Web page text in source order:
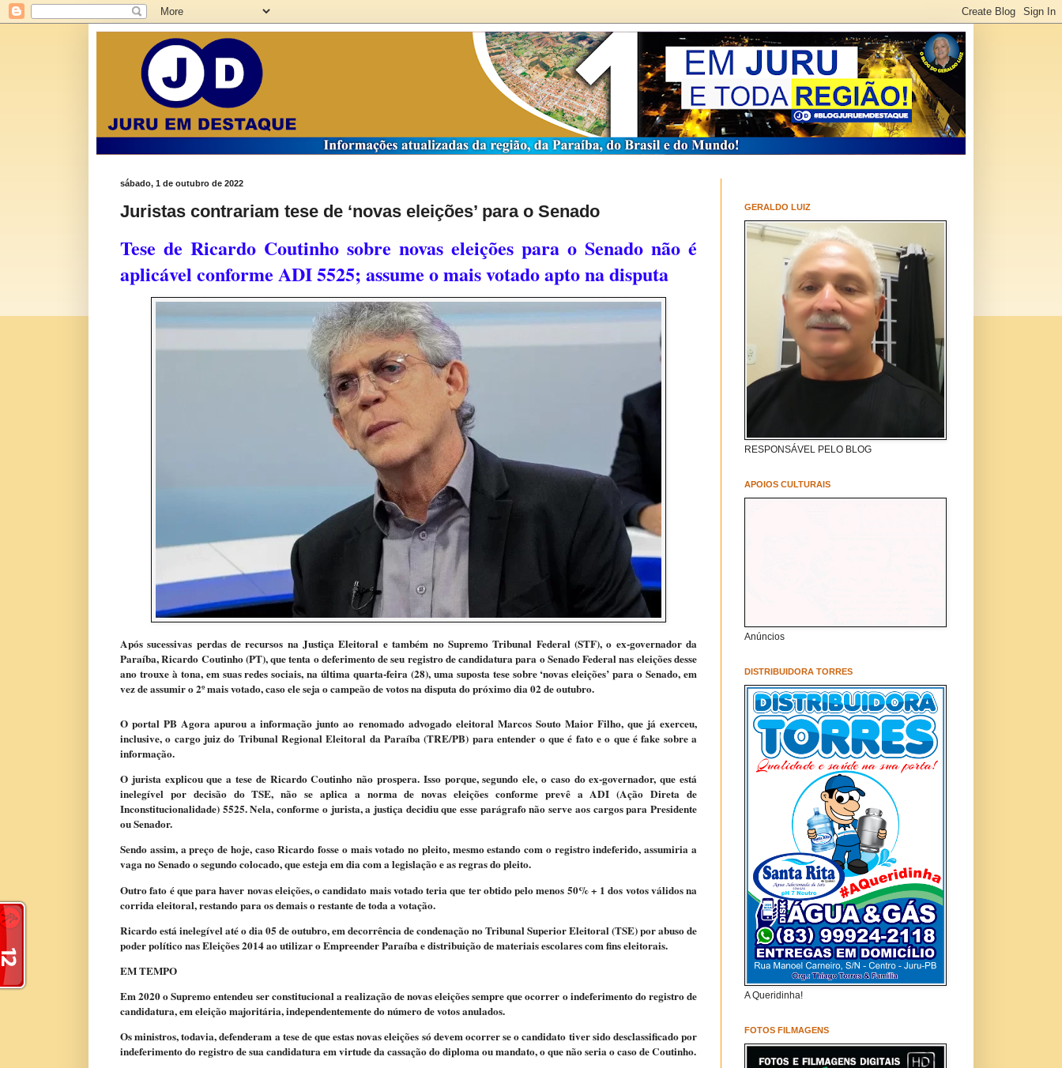
sábado, 1 de outubro de 2022
Juristas contrariam tese de ‘novas eleições’ para o Senado
Tese de Ricardo Coutinho sobre novas eleições para o Senado não é
aplicável conforme ADI 5525; assume o mais votado apto na disputa
Após sucessivas perdas de recursos na Justiça Eleitoral e também no Supremo Tribunal Federal (STF), o ex-governador da
Paraíba, Ricardo Coutinho (PT), que tenta o deferimento de seu registro de candidatura para o Senado Federal nas eleições desse
ano trouxe à tona, em suas redes sociais, na última quarta-feira (28), uma suposta tese sobre ‘novas eleições’ para o Senado, em
vez de assumir o 2º mais votado, caso ele seja o campeão de votos na disputa do próximo dia 02 de outubro.
O portal PB Agora apurou a informação junto ao renomado advogado eleitoral Marcos Souto Maior Filho, que já exerceu,
inclusive, o cargo juiz do Tribunal Regional Eleitoral da Paraíba (TRE/PB) para entender o que é fato e o que é fake sobre a
informação.
O jurista explicou que a tese de Ricardo Coutinho não prospera. Isso porque, segundo ele, o caso do ex-governador, que está
inelegível por decisão do TSE, não se aplica a norma de novas eleições conforme prevê a ADI (Ação Direta de
Inconstitucionalidade) 5525. Nela, conforme o jurista, a justiça decidiu que esse parágrafo não serve aos cargos para Presidente
ou Senador.
Sendo assim, a preço de hoje, caso Ricardo fosse o mais votado no pleito, mesmo estando com o registro indeferido, assumiria a
vaga no Senado o segundo colocado, que esteja em dia com a legislação e as regras do pleito.
Outro fato é que para haver novas eleições, o candidato mais votado teria que ter obtido pelo menos 50% + 1 dos votos válidos na
corrida eleitoral, restando para os demais o restante de toda a votação.
Ricardo está inelegível até o dia 05 de outubro, em decorrência de condenação no Tribunal Superior Eleitoral (TSE) por abuso de
poder político nas Eleições 2014 ao utilizar o Empreender Paraíba e distribuição de materiais escolares com fins eleitorais.
EM TEMPO
Em 2020 o Supremo entendeu ser constitucional a realização de novas eleições sempre que ocorrer o indeferimento do registro de
candidatura, em eleição majoritária, independentemente do número de votos anulados.
Os ministros, todavia, defenderam a tese de que estas novas eleições só devem ocorrer se o candidato tiver sido desclassificado por
indeferimento do registro de sua candidatura em virtude da cassação do diploma ou mandato, o que não seria o caso de Coutinho.
GERALDO LUIZ
RESPONSÁVEL PELO BLOG
APOIOS CULTURAIS
Anúncios
DISTRIBUIDORA TORRES
A Queridinha!
FOTOS FILMAGENS